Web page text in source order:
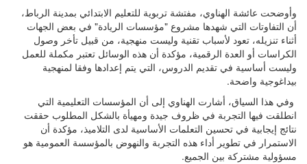
وأوضحت عائشة الهناوي، مفتشة تربوية للتعليم الابتدائي بمدينة الرباط،
أن التفاوتات التي شهدها مشروع "مؤسسات الريادة" في بعض الجهات
أثناء تنزيله، تعود لأسباب تقنية وليست منهجية، من قبيل تأخر وصول
الكراسات أو العدة الرقمية، مؤكدة أن هذه الوسائل تعتبر مكملة للعمل
وليست أساسية في تقديم الدروس، التي يتم إعدادها وفقا لمنهجية
بيداغوجية واضحة.
وفي هذا السياق، أشارت الهناوي إلى أن المؤسسات التعليمية التي
انطلقت فيها التجربة في ظروف جيدة ومهيأة بالشكل المطلوب حققت
نتائج إيجابية في تحسين التعلمات الأساسية لدى التلاميذ، مؤكدة أن
الاستمرار في تطوير أداء هذه التجربة والنهوض بالمؤسسة العمومية هو
مسؤولية مشتركة بين الجميع.